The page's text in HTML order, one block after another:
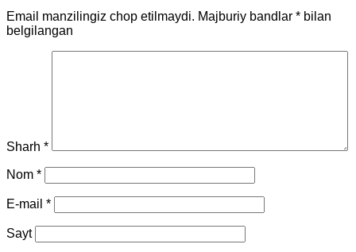
Email manzilingiz chop etilmaydi. Majburiy bandlar * bilan
belgilangan
Sharh *
Nom *
E-mail *
Sayt